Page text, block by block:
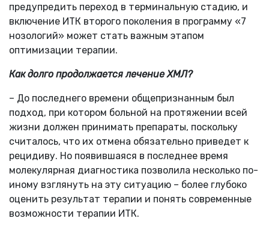
предупредить переход в терминальную стадию, и
включение ИТК второго поколения в программу «7
нозологий» может стать важным этапом
оптимизации терапии.
Как долго продолжается лечение ХМЛ?
– До последнего времени общепризнанным был
подход, при котором больной на протяжении всей
жизни должен принимать препараты, поскольку
считалось, что их отмена обязательно приведет к
рецидиву. Но появившаяся в последнее время
молекулярная диагностика позволила несколько по-
иному взглянуть на эту ситуацию – более глубоко
оценить результат терапии и понять современные
возможности терапии ИТК.